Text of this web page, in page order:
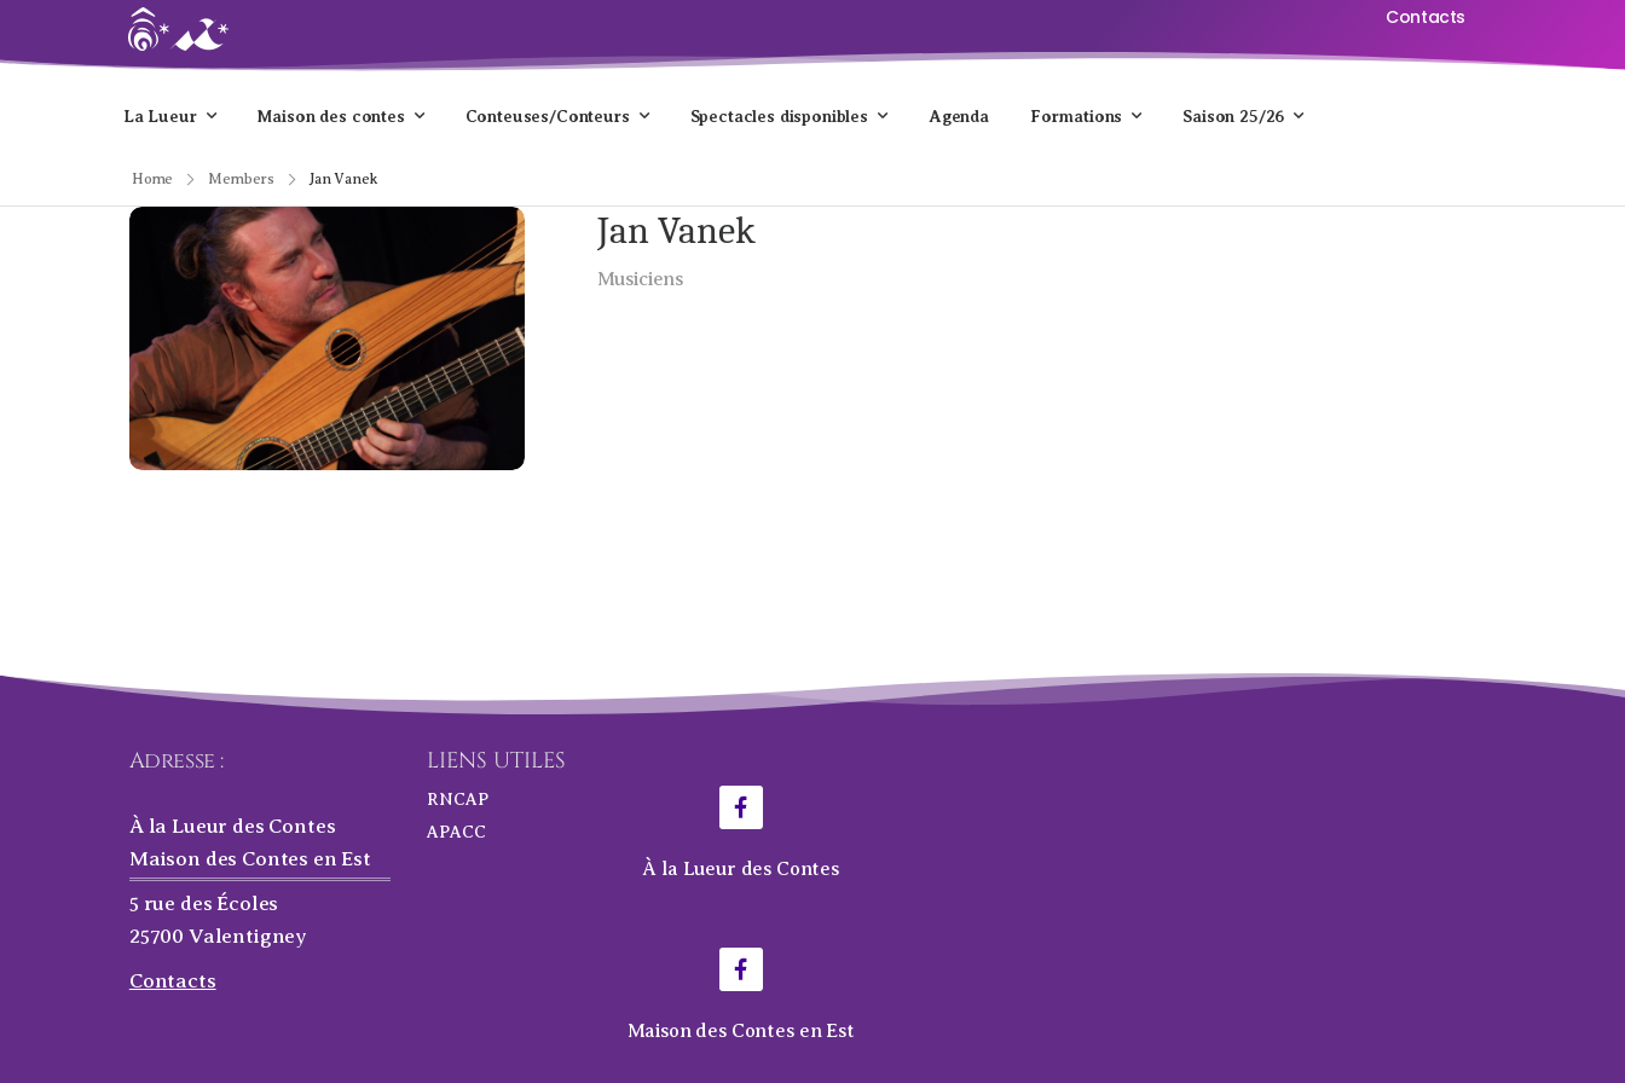
Contacts
La Lueur Maison des contes Conteuses/Conteurs Spectacles disponibles Agenda Formations Saison 25/26
Home Members Jan Vanek
Jan Vanek
Musiciens
Adresse :
À la Lueur des Contes
Maison des Contes en Est
5 rue des Écoles
25700 Valentigney
Contacts
LIENS UTILES
RNCAP
APACC
À la Lueur des Contes
Maison des Contes en Est